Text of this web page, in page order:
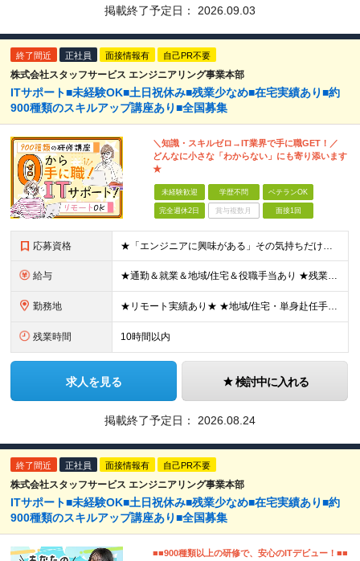
掲載終了予定日： 2026.09.03
終了間近 正社員 面接情報有 自己PR不要
株式会社スタッフサービス エンジニアリング事業本部
ITサポート■未経験OK■土日祝休み■残業少なめ■在宅実績あり■約
900種類のスキルアップ講座あり■全国募集
＼知識・スキルゼロ→IT業界で手に職GET！／
どんなに小さな「わからない」にも寄り添います
★
未経験歓迎 学歴不問 ベテランOK
完全週休2日 賞与複数月 面接1回
応募資格 ★「エンジニアに興味がある」その気持ちだけでOK！ ■学歴不問 ■IT知識・実務経験は一切不問！未経験・第二新卒大歓迎 ★ITサポート・IT事務やエンジニアの経験をお持ちの方は優遇します！ 地方在住
給与 ★通勤＆就業＆地域/住宅＆役職手当あり ★残業代は全額支給 ★選べる給与制度あり！ ■東京・神奈川・千葉・埼玉勤務の場合 月給24.5万円～55万円＋諸手当 （残業代は全額支給） (20,000円の
勤務地 ★リモート実績あり★ ★地域/住宅・単身赴任手当などサポートも万全 ★転任費用や寮・社宅制度も完備しています ★勤務地については希望を考慮の上、決定します 『地元で働きたい』『新天地で挑戦したい』と
残業時間 10時間以内
求人を見る 検討中に入れる
掲載終了予定日： 2026.08.24
終了間近 正社員 面接情報有 自己PR不要
株式会社スタッフサービス エンジニアリング事業本部
ITサポート■未経験OK■土日祝休み■残業少なめ■在宅実績あり■約
900種類のスキルアップ講座あり■全国募集
■■900種類以上の研修で、安心のITデビュー！■■